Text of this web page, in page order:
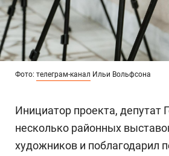
Фото: телеграм-канал Ильи Вольфсона
Инициатор проекта, депутат
несколько районных
художников и поблагодарил